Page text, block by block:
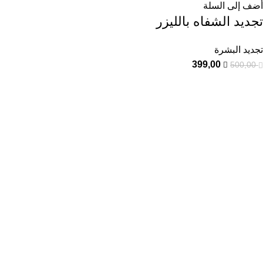
أضف إلى السلة
تجديد الشفاه بالليزر
تجديد البشرة
500,00
399,00